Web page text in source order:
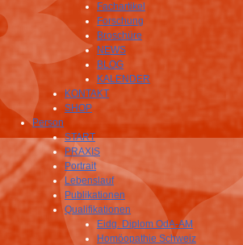
Fachartikel
Forschung
Broschüre
NEWS
BLOG
KALENDER
KONTAKT
SHOP
Person
START
PRAXIS
Portrait
Lebenslauf
Publikationen
Qualifikationen
Eidg. Diplom OdA-AM
Homöopathie Schweiz